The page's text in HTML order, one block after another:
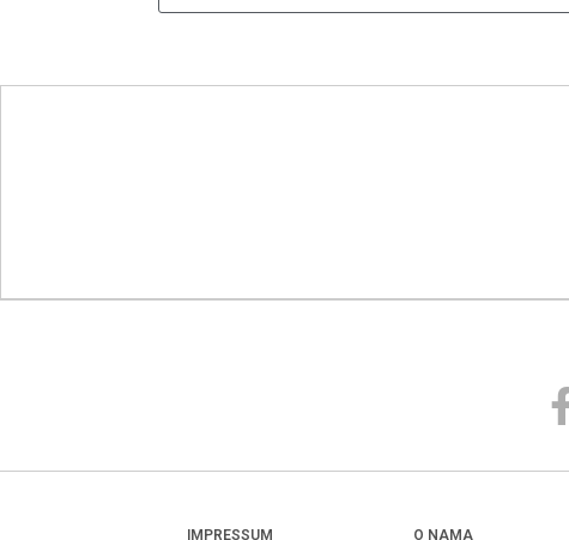
IMPRESSUM O NAMA